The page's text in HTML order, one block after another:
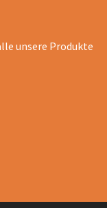
unsere Produkte